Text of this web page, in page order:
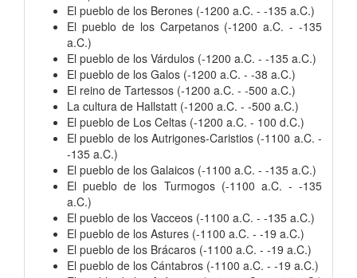
El pueblo de los Berones (-1200 a.C. - -135 a.C.)
El pueblo de los Carpetanos (-1200 a.C. - -135
a.C.)
El pueblo de los Várdulos (-1200 a.C. - -135 a.C.)
El pueblo de los Galos (-1200 a.C. - -38 a.C.)
El reino de Tartessos (-1200 a.C. - -500 a.C.)
La cultura de Hallstatt (-1200 a.C. - -500 a.C.)
El pueblo de Los Celtas (-1200 a.C. - 100 d.C.)
El pueblo de los Autrigones-Caristios (-1100 a.C. -
-135 a.C.)
El pueblo de los Galaicos (-1100 a.C. - -135 a.C.)
El pueblo de los Turmogos (-1100 a.C. - -135
a.C.)
El pueblo de los Vacceos (-1100 a.C. - -135 a.C.)
El pueblo de los Astures (-1100 a.C. - -19 a.C.)
El pueblo de los Brácaros (-1100 a.C. - -19 a.C.)
El pueblo de los Cántabros (-1100 a.C. - -19 a.C.)